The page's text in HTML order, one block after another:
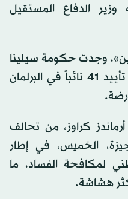
وزير الدفاع المستقيل
الـ9 «التقدميين»، وجدت حكومة سيلينا
نفسها في موقف الأقلية مع تأييد 41 نائباً في البرلمان
كراوز، من تحالف
الخميس، في إطار
لمكافحة الفساد، ما
هشاشة.